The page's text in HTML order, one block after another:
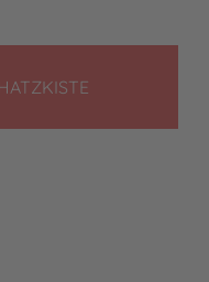
LEGEN